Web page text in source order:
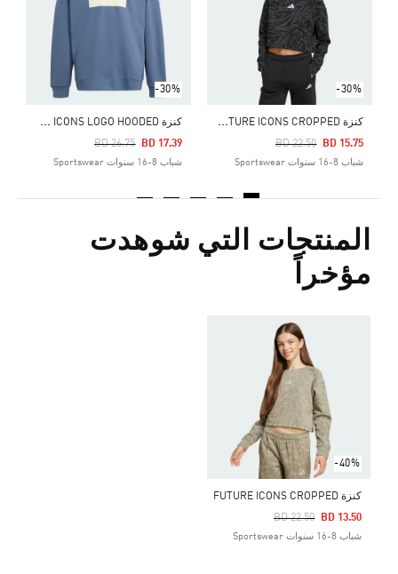
-30%
ك
نزة FUTURE ICONS CROPPED
Price Reduced From
BD 22.50
To BD 15.75
شباب 8-16 سنوات Sportswear
-30%
ك
نزة FUTURE ICONS LOGO HOODED
Price Reduced From
BD 26.75
To BD 17.39
شباب 8-16 سنوات Sportswear
المنتجات التي شوهدت
مؤخراً
-40%
كنزة FUTURE ICONS CROPPED
Price Reduced From
BD 22.50
To BD 13.50
شباب 8-16 سنوات Sportswear